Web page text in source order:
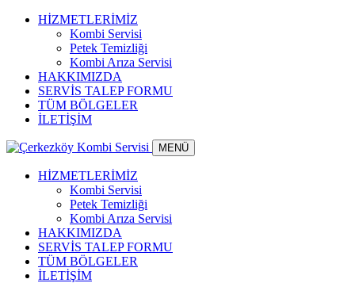
HİZMETLERİMİZ
Kombi Servisi
Petek Temizliği
Kombi Arıza Servisi
HAKKIMIZDA
SERVİS TALEP FORMU
TÜM BÖLGELER
İLETİŞİM
MENÜ
HİZMETLERİMİZ
Kombi Servisi
Petek Temizliği
Kombi Arıza Servisi
HAKKIMIZDA
SERVİS TALEP FORMU
TÜM BÖLGELER
İLETİŞİM